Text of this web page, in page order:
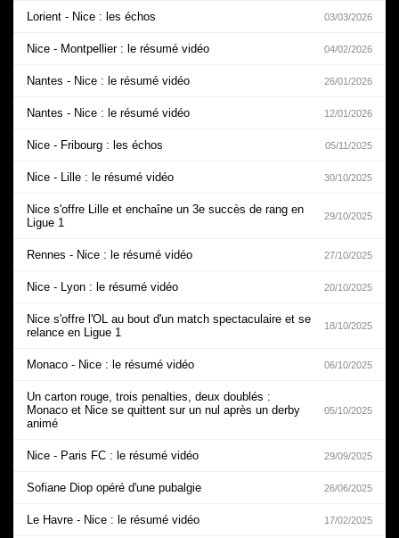
Lorient - Nice : les échos 03/03/2026
Nice - Montpellier : le résumé vidéo 04/02/2026
Nantes - Nice : le résumé vidéo 26/01/2026
Nantes - Nice : le résumé vidéo 12/01/2026
Nice - Fribourg : les échos 05/11/2025
Nice - Lille : le résumé vidéo 30/10/2025
Nice s'offre Lille et enchaîne un 3e succès de rang en
Ligue 1
29/10/2025
Rennes - Nice : le résumé vidéo 27/10/2025
Nice - Lyon : le résumé vidéo 20/10/2025
Nice s'offre l'OL au bout d'un match spectaculaire et se
relance en Ligue 1
18/10/2025
Monaco - Nice : le résumé vidéo 06/10/2025
Un carton rouge, trois penalties, deux doublés :
Monaco et Nice se quittent sur un nul après un derby
animé
05/10/2025
Nice - Paris FC : le résumé vidéo 29/09/2025
Sofiane Diop opéré d'une pubalgie 26/06/2025
Le Havre - Nice : le résumé vidéo 17/02/2025